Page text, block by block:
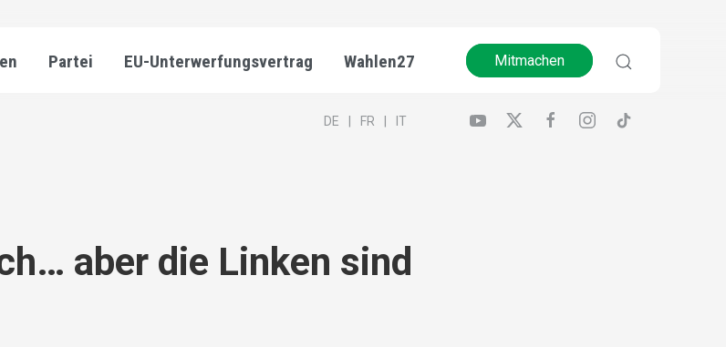
Partei EU-Unterwerfungsvertrag Wahlen27 Mitmachen
DE FR IT
aber die Linken sind